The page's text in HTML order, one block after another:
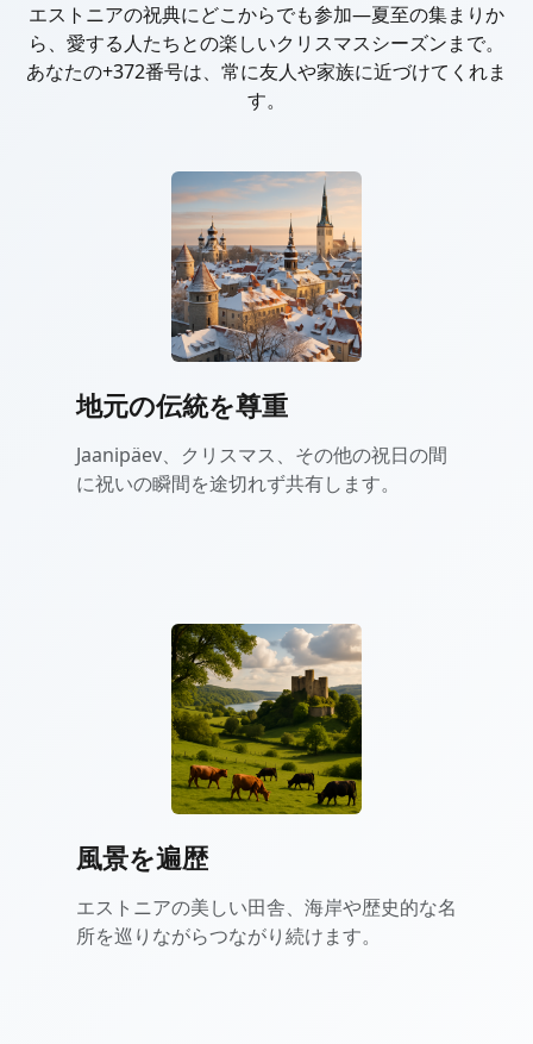
エストニアの祝典にどこからでも参加—夏至の集まりか
ら、愛する人たちとの楽しいクリスマスシーズンまで。
あなたの+372番号は、常に友人や家族に近づけてくれま
す。
地元の伝統を尊重
Jaanipäev、クリスマス、その他の祝日の間
に祝いの瞬間を途切れず共有します。
風景を遍歴
エストニアの美しい田舎、海岸や歴史的な名
所を巡りながらつながり続けます。